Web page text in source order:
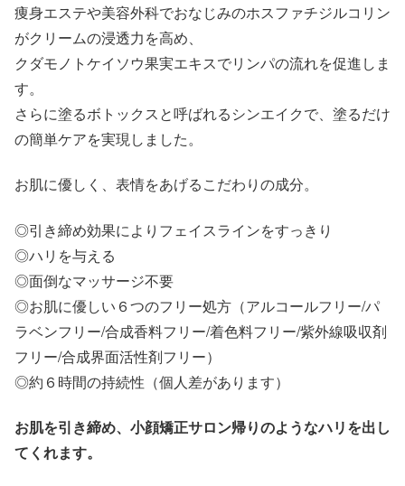
痩身エステや美容外科でおなじみのホスファチジルコリン
がクリームの浸透力を高め、
クダモノトケイソウ果実エキスでリンパの流れを促進しま
す。
さらに塗るボトックスと呼ばれるシンエイクで、塗るだけ
の簡単ケアを実現しました。
お肌に優しく、表情をあげるこだわりの成分。
◎引き締め効果によりフェイスラインをすっきり
◎ハリを与える
◎面倒なマッサージ不要
◎お肌に優しい６つのフリー処方（アルコールフリー/パ
ラベンフリー/合成香料フリー/着色料フリー/紫外線吸収剤
フリー/合成界面活性剤フリー）
◎約６時間の持続性（個人差があります）
お肌を引き締め、小顔矯正サロン帰りのようなハリを出し
てくれます。